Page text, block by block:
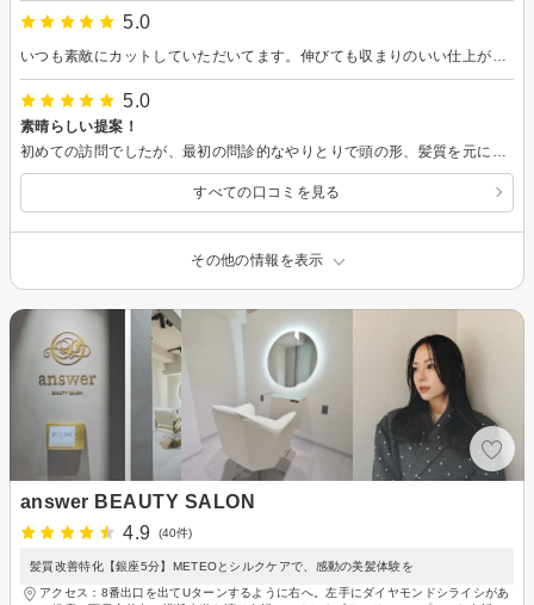
5.0
5.0
素晴らしい提案！
すべての口コミを見る
その他の情報を表示
answer BEAUTY SALON
4.9
(40件)
髪質改善特化【銀座5分】METEOとシルクケアで、感動の美髪体験を
アクセス：8番出口を出てUターンするように右へ。左手にダイヤモンドシライシがあ